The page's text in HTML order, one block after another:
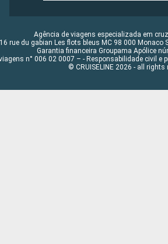
Agência de viagens especializada em
16 rue du gabian Les flots bleus MC 98 000 Monaco
Garantia financeira Groupama Apólice
n° 006 02 0007 – - Responsabilidade civil e
© CRUISELINE 2026 - all rights